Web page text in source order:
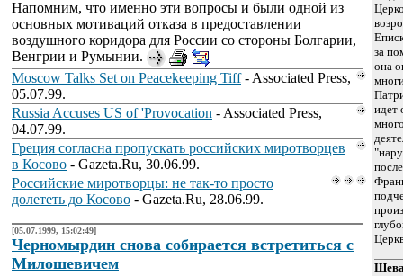
Напомним, что именно эти вопросы и были одной из
основных мотиваций отказа в предоставлении
воздушного коридора для России со стороны Болгарии,
Венгрии и Румынии.
Moscow Talks Set on Peacekeeping Tiff- Associated Press,
05.07.99.
Russia Accuses US of 'Provocation - Associated Press,
04.07.99.
Греция согласна пропускать российских миротворцев
в Косово - Gazeta.Ru, 30.06.99.
Российские миротворцы: не так-то просто
долететь до Косово - Gazeta.Ru, 28.06.99.
[05.07.1999, 15:02:49]
Черномырдин снова собирается встретиться с
Милошевичем
за
она
идет